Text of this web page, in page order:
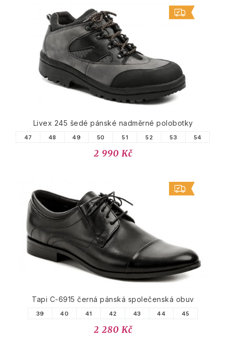
Livex 245 šedé pánské nadměrné polobotky
47 48 49 50 51 52 53 54
2 990 Kč
Tapi C-6915 černá pánská společenská obuv
39 40 41 42 43 44 45
2 280 Kč